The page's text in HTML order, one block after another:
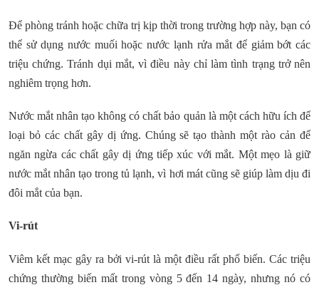
Để phòng tránh hoặc chữa trị kịp thời trong trường hợp này, bạn có
thể sử dụng nước muối hoặc nước lạnh rửa mắt để giảm bớt các
triệu chứng. Tránh dụi mắt, vì điều này chỉ làm tình trạng trở nên
nghiêm trọng hơn.
Nước mắt nhân tạo không có chất bảo quản là một cách hữu ích để
loại bỏ các chất gây dị ứng. Chúng sẽ tạo thành một rào cản để
ngăn ngừa các chất gây dị ứng tiếp xúc với mắt. Một mẹo là giữ
nước mắt nhân tạo trong tủ lạnh, vì hơi mát cũng sẽ giúp làm dịu đi
đôi mắt của bạn.
Vi-rút
Viêm kết mạc gây ra bởi vi-rút là một điều rất phổ biến. Các triệu
chứng thường biến mất trong vòng 5 đến 14 ngày, nhưng nó có